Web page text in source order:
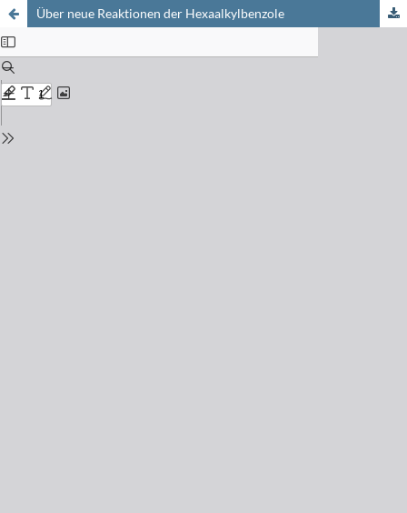
Über neue Reaktionen der Hexaalkylbenzole